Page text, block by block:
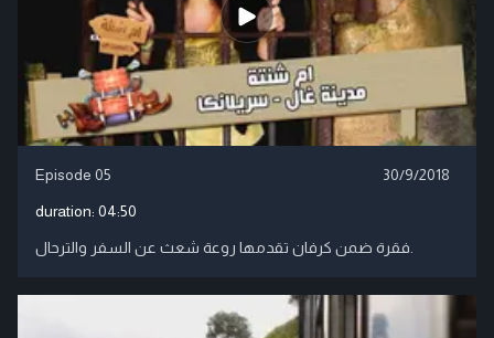
Episode 05 30/9/2018
duration: 04:50